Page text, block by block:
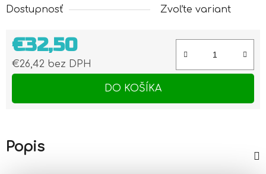
Dostupnosť Zvoľte variant
€32,50
€26,42 bez DPH
DO KOŠÍKA
Popis